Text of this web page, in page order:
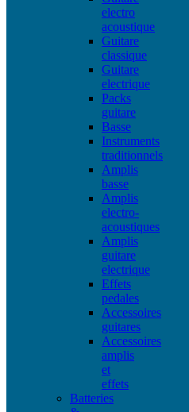
electro
acoustique
Guitare
classique
Guitare
electrique
Packs
guitare
Basse
Instruments
traditionnels
Amplis
basse
Amplis
electro-
acoustiques
Amplis
guitare
electrique
Effets
pedales
Accessoires
guitares
Accessoires
amplis
et
effets
Batteries